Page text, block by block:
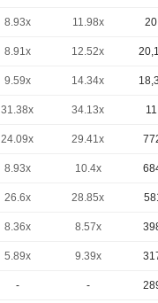
8.93x 11.98x
8.91x 12.52x
9.59x 14.34x
31.38x 34.13x
24.09x 29.41x
8.93x 10.4x
26.6x 28.85x
8.36x 8.57x
5.89x 9.39x
- -